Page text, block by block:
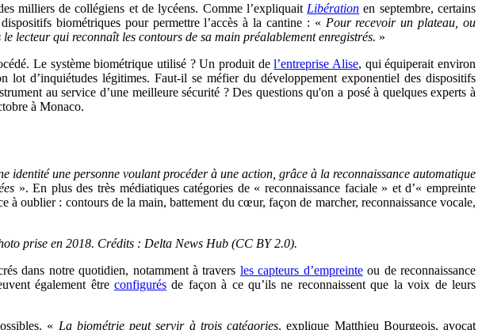
milliers de collégiens et de lycéens. Comme l’expliquait Libération en septembre, certains
biométriques pour permettre l’accès à la cantine : « Pour recevoir un plateau, ou
lecteur qui reconnaît les contours de sa main préalablement enregistrés. »
Le système biométrique utilisé ? Un produit del’entreprise Alise, qui équiperait environ
d’inquiétudes légitimes. Faut-il se méfier du développement exponentiel des dispositifs
au service d’une meilleure sécurité ? Des questions qu'on a posé à quelques experts à
à Monaco.
identité une personne voulant procéder à une action, grâce à la reconnaissance automatique
». En plus des très médiatiques catégories de « reconnaissance faciale » et d’« empreinte
à oublier : contours de la main, battement du cœur, façon de marcher, reconnaissance vocale,
prise en 2018. Crédits : Delta News Hub (CC BY 2.0).
dans notre quotidien, notamment à travers les capteurs d’empreinteou de reconnaissance
également être configurésde façon à ce qu’ils ne reconnaissent que la voix de leurs
« La biométrie peut servir à trois catégories, explique Matthieu Bourgeois, avocat